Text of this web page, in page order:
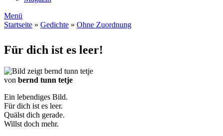
Menü
Startseite » Gedichte » Ohne Zuordnung
Für dich ist es leer!
von bernd tunn tetje
Ein lebendiges Bild.
Für dich ist es leer.
Quälst dich gerade.
Willst doch mehr.